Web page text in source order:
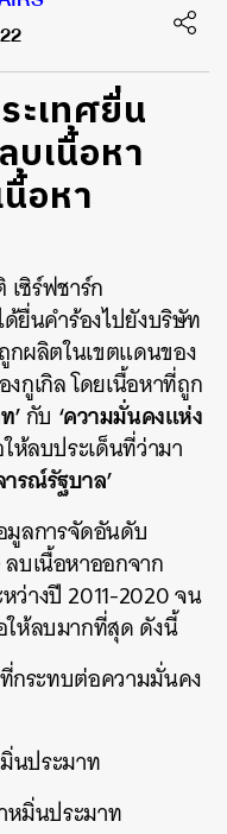
ะเทศยื่น
บเนื้อหา
อหา
ซิร์ฟชาร์ก
ยื่นคำร้องไปยังบริษัท
กผลิตในเขตแดนของ
กูเกิล โดยเนื้อหาที่ถูก
’กับ ‘ความมั่นคงแห่ง
ห้ลบประเด็นที่ว่ามา
รณ์รัฐบาล’
มูลการจัดอันดับ
บเนื้อหาออกจาก
ว่างปี 2011-2020 จน
ให้ลบมากที่สุด ดังนี้
กระทบต่อความมั่นคง
นประมาท
หมิ่นประมาท